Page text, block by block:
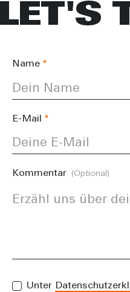
Name
E-Mail
Kommentar (Optional)
Unter